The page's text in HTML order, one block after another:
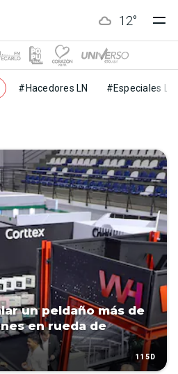
12°
#Hacedores LN #Especiales LN
un peldaño más de
en rueda de
115D